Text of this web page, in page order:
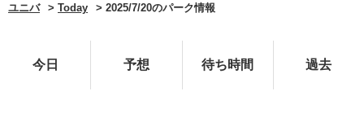
ユニバ Today 2025/7/20のパーク情報
今日 予想 待ち時間 過去